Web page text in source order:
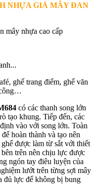
NHỰA GIẢ MÂY ĐAN
mây nhựa cao cấp
ghế trang điểm, ghế văn
công…
có các thanh song lớn
tạo khung. Tiếp đến, các
vào với song lớn. Toàn
hoàn thành và tạo nên
được làm từ sắt với thiết
trên nên chịu lực được
ngón tay điêu luyện của
lướt trên từng sợi mây
đủ lực để không bị bung